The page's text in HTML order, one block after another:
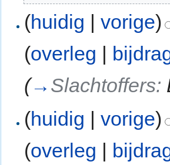
(huidig |vorige)
(overleg |
(→ Slachtoffers:
(huidig |vorige)
(overleg |